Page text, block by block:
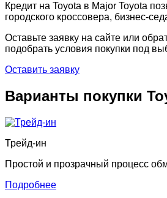
Кредит на Toyota в Major Toyota
городского кроссовера, бизнес-
Оставьте заявку на сайте или
подобрать условия покупки под
Оставить заявку
Варианты покупки
Трейд-ин
Простой и прозрачный процесс
Подробнее